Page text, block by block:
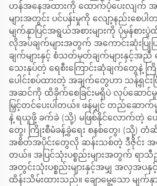
ဟန်အနေအထားကို ထောက်ပံ့ပေးလျက် အချိ
များအတွင်း ပင်ပန်းမှုကို လျော့နည်းစေပါ
မျက်နှာပြင်အရွယ်အစားများကို ပုံမှန်စားပွဲ
လိုအပ်ချက်များအတွက် အကောင်းဆုံးပြုပြ
ချက်များနှင့် စံသတ်မှတ်ချက်များနှင့်အ
သေးနုပ်တဲ့ ရေစီးကြောင်းဆုံချက်တွေနဲ့
ပေါင်းစပ်ထားတဲ့ အချက်တွေဟာ သန့်ရှင်းပ
အဆင်ကို ထိခိုက်စေခြင်းမရှိပဲ လုပ်ဆောင်
မြှင့်တင်ပေးပါတယ်။ ဖန်မျှင် တည်ဆော
နဲ့ ရယူဖို့ ခက်ခဲ (သို့) မဖြစ်နိုင်လောက်တဲ့ ပေ
တွေ၊ ကြိုးစီမံခန့်ခွဲရေး စနစ်တွေ၊ (သို့
အစိတ်အပိုင်းတွေလို ဆန်းသစ်တဲ့ ဒီဇိုင်း အ
တယ်။ အပြင်သုံးပစ္စည်းများအတွက် ရာသီ
အတွင်းသုံးပစ္စည်းများနှင့်အမျှ အလှအပနှ
ထိန်းသိမ်းထားသည်။ ချောမွေ့သော မျက်